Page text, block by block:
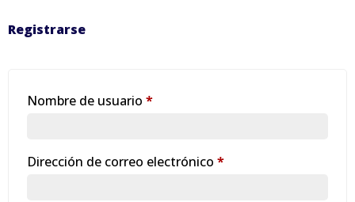
Registrarse
Nombre de usuario *Obligatorio
Dirección de correo electrónico *Obligatorio